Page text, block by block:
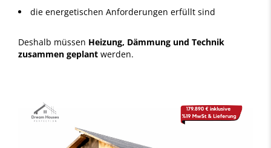
die energetischen Anforderungen erfüllt sind
Deshalb müssen Heizung, Dämmung und Technik
zusammen geplant werden.